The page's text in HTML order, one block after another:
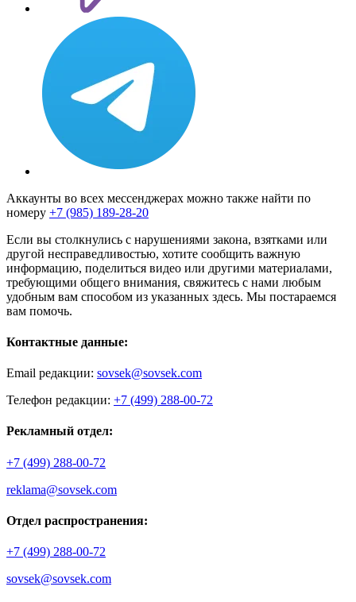
Аккаунты во всех мессенджерах можно также найти по
номеру +7 (985) 189-28-20
Если вы столкнулись с нарушениями закона, взятками или
другой несправедливостью, хотите сообщить важную
информацию, поделиться видео или другими материалами,
требующими общего внимания, свяжитесь с нами любым
удобным вам способом из указанных здесь. Мы постараемся
вам помочь.
Контактные данные:
Email редакции: sovsek@sovsek.com
Телефон редакции: +7 (499) 288-00-72
Рекламный отдел:
+7 (499) 288-00-72
reklama@sovsek.com
Отдел распространения:
+7 (499) 288-00-72
sovsek@sovsek.com